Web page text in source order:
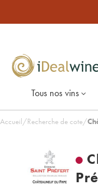
Tous nos vins
Accueil/Recherche de cote/